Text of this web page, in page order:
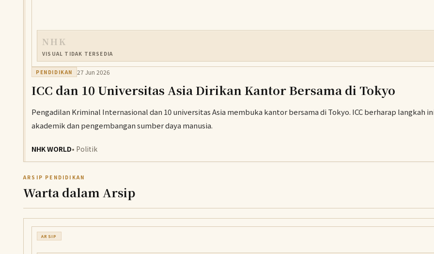
NHK
VISUAL TIDAK TERSEDIA
PENDIDIKAN 27 Jun 2026
ICC dan 10 Universitas Asia Dirikan Kantor Bersama di Tokyo
Pengadilan Kriminal Internasional dan 10 universitas Asia membuka kantor bersama di Tokyo. ICC berharap
akademik dan pengembangan sumber daya manusia.
NHK WORLD• Politik
ARSIP PENDIDIKAN
Warta dalam Arsip
ARSIP